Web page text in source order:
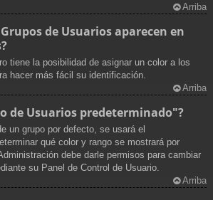
Arriba
de Usuarios aparecen en
tiene la posibilidad de asignar un color a los
hacer más fácil su identificación.
Arriba
de Usuarios predeterminado"?
un grupo por defecto, se usará el
qué color y rango se mostrará por
debe darle permisos para cambiar
su Panel de Control de Usuario.
Arriba